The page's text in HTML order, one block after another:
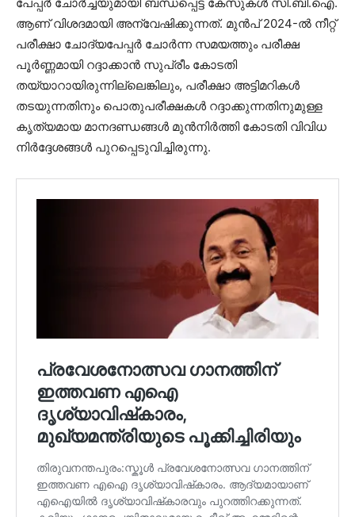
ആണ് വിശദമായി അന്വേഷിക്കുന്നത്. മുൻപ് 2024-ൽ നീറ്റ്
പരീക്ഷാ ചോദ്യപേപ്പർ ചോർന്ന സമയത്തും പരീക്ഷ
പൂർണ്ണമായി റദ്ദാക്കാൻ സുപ്രീം കോടതി
തയ്യാറായിരുന്നില്ലെങ്കിലും, പരീക്ഷാ അട്ടിമറികൾ
തടയുന്നതിനും പൊതുപരീക്ഷകൾ റദ്ദാക്കുന്നതിനുമുള്ള
കൃത്യമായ മാനദണ്ഡങ്ങൾ മുൻനിർത്തി കോടതി വിവിധ
നിർദ്ദേശങ്ങൾ പുറപ്പെടുവിച്ചിരുന്നു.